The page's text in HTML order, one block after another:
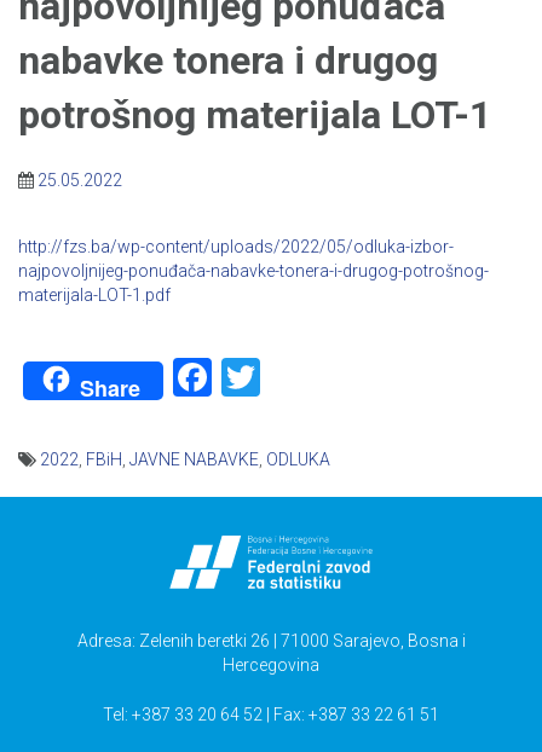
nabavke tonera i drugog
potrošnog materijala LOT-1
25.05.2022
http://fzs.ba/wp-content/uploads/2022/05/odluka-izbor-
najpovoljnijeg-ponuđača-nabavke-tonera-i-drugog-potrošnog-
materijala-LOT-1.pdf
Share Facebook
2022 FBiH JAVNE NABAVKE ODLUKA
Adresa: Zelenih beretki 26 | 71000 Sarajevo, Bosna i
Hercegovina
Tel: +387 33 20 64 52 | Fax: +387 33 22 61 51